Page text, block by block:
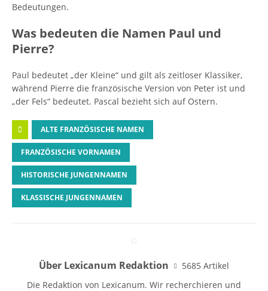
Bedeutungen.
Was bedeuten die Namen Paul und
Pierre?
Paul bedeutet „der Kleine“ und gilt als zeitloser Klassiker,
während Pierre die französische Version von Peter ist und
„der Fels“ bedeutet. Pascal bezieht sich auf Ostern.
ALTE FRANZÖSISCHE NAMEN
FRANZÖSISCHE VORNAMEN
HISTORISCHE JUNGENNAMEN
KLASSISCHE JUNGENNAMEN
Über Lexicanum Redaktion
5685 Artikel
Die Redaktion von Lexicanum. Wir recherchieren und